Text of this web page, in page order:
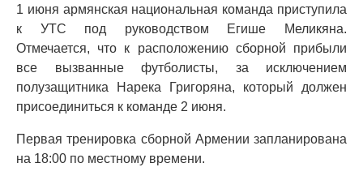
1 июня армянская национальная команда приступила
к УТС под руководством Егише Меликяна.
Отмечается, что к расположению сборной прибыли
все вызванные футболисты, за исключением
полузащитника Нарека Григоряна, который должен
присоединиться к команде 2 июня.
Первая тренировка сборной Армении запланирована
на 18:00 по местному времени.